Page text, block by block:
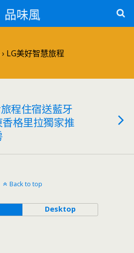
品味風
LG美好智慧旅程
程住宿送藍牙
格里拉獨家推
Back to top
Desktop